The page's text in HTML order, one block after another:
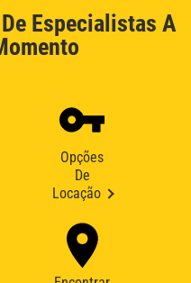
Especialistas A
Opções
De
Locação